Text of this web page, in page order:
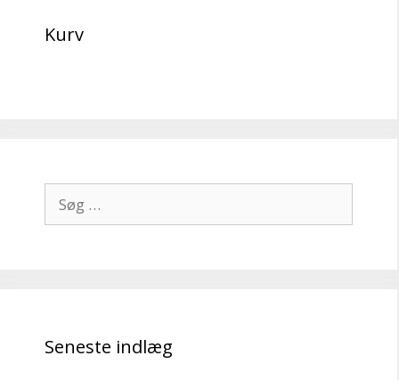
Kurv
efter:
Seneste indlæg